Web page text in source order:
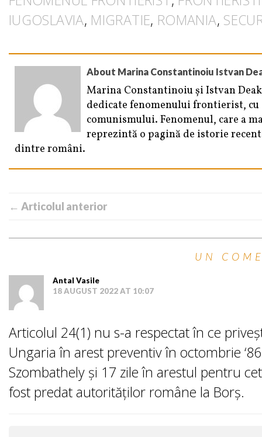
IUGOSLAVIA, MIGRATIE, ROMANIA,
About Marina Constantinoiu Istvan
Marina Constantinoiu și Istvan
dedicate fenomenului frontierist,
comunismului. Fenomenul, care a
reprezintă o pagină de istorie
dintre români.
← Articolul anterior
UN
Antal Vasile
18 AUGUST 2022 AT 10:07
Articolul 24(1) nu s-a respectat în ce
Ungaria în arest preventiv în octombrie
Szombathely și 17 zile în arestul pentru
fost predat autorităților române la Borș.